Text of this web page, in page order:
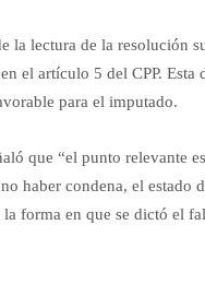
la lectura de la resolución
el artículo 5 del CPP.
para el imputado.
que “el punto relevante
haber condena, el estado
forma en que se dictó el